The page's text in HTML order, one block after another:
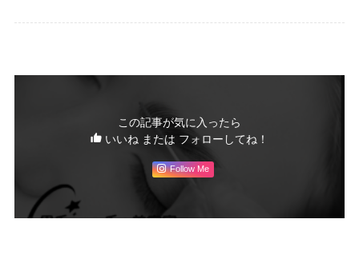
この記事が気に入ったら
いいね または フォローしてね！
Follow Me